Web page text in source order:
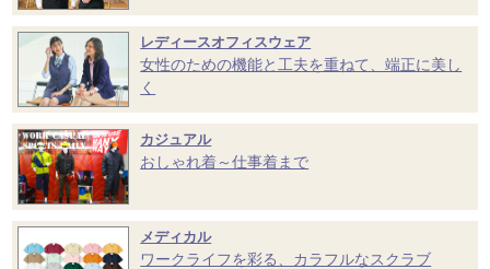
レディースオフィスウェア
女性のための機能と工夫を重ねて、端正に美し
く
カジュアル
おしゃれ着～仕事着まで
メディカル
ワークライフを彩る、カラフルなスクラブ